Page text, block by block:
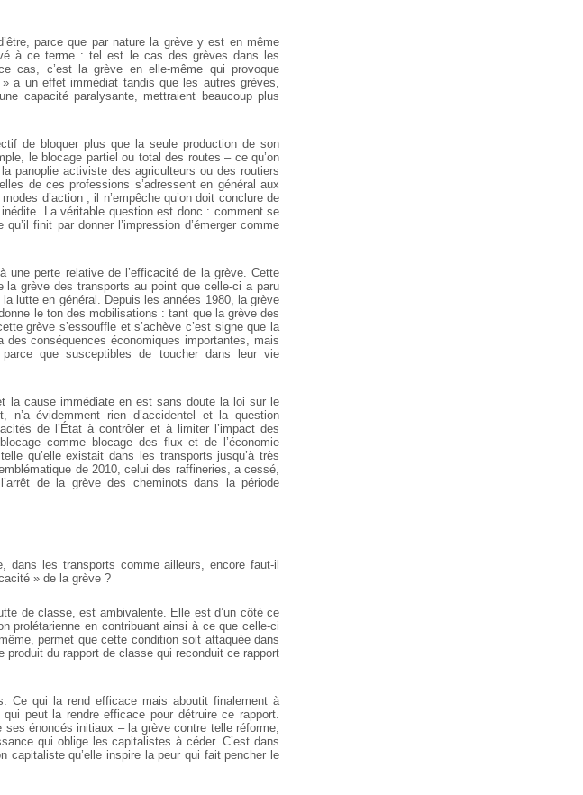
parce que par nature la grève y est en même
à ce terme : tel est le cas des grèves dans les
cas, c’est la grève en elle-même qui provoque
a un effet immédiat tandis que les autres grèves,
capacité paralysante, mettraient beaucoup plus
de bloquer plus que la seule production de son
le blocage partiel ou total des routes – ce qu’on
panoplie activiste des agriculteurs ou des routiers
de ces professions s’adressent en général aux
d’action ; il n’empêche qu’on doit conclure de
La véritable question est donc : comment se
finit par donner l’impression d’émerger comme
une perte relative de l’efficacité de la grève. Cette
grève des transports au point que celle-ci a paru
lutte en général. Depuis les années 1980, la grève
le ton des mobilisations : tant que la grève des
grève s’essouffle et s’achève c’est signe que la
conséquences économiques importantes, mais
que susceptibles de toucher dans leur vie
la cause immédiate en est sans doute la loi sur le
évidemment rien d’accidentel et la question
de l’État à contrôler et à limiter l’impact des
comme blocage des flux et de l’économie
qu’elle existait dans les transports jusqu’à très
de 2010, celui des raffineries, a cessé,
de la grève des cheminots dans la période
dans les transports comme ailleurs, encore faut-il
» de la grève ?
de classe, est ambivalente. Elle est d’un côté ce
prolétarienne en contribuant ainsi à ce que celle-ci
permet que cette condition soit attaquée dans
du rapport de classe qui reconduit ce rapport
Ce qui la rend efficace mais aboutit finalement à
peut la rendre efficace pour détruire ce rapport.
ses énoncés initiaux – la grève contre telle réforme,
qui oblige les capitalistes à céder. C’est dans
capitaliste qu’elle inspire la peur qui fait pencher le